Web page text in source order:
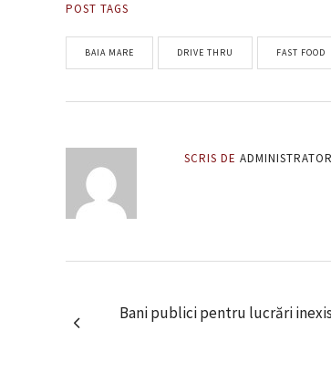
POST TAGS
BAIA MARE DRIVE THRU FAST FOOD
SCRIS DE
Bani publici pentru lucrări